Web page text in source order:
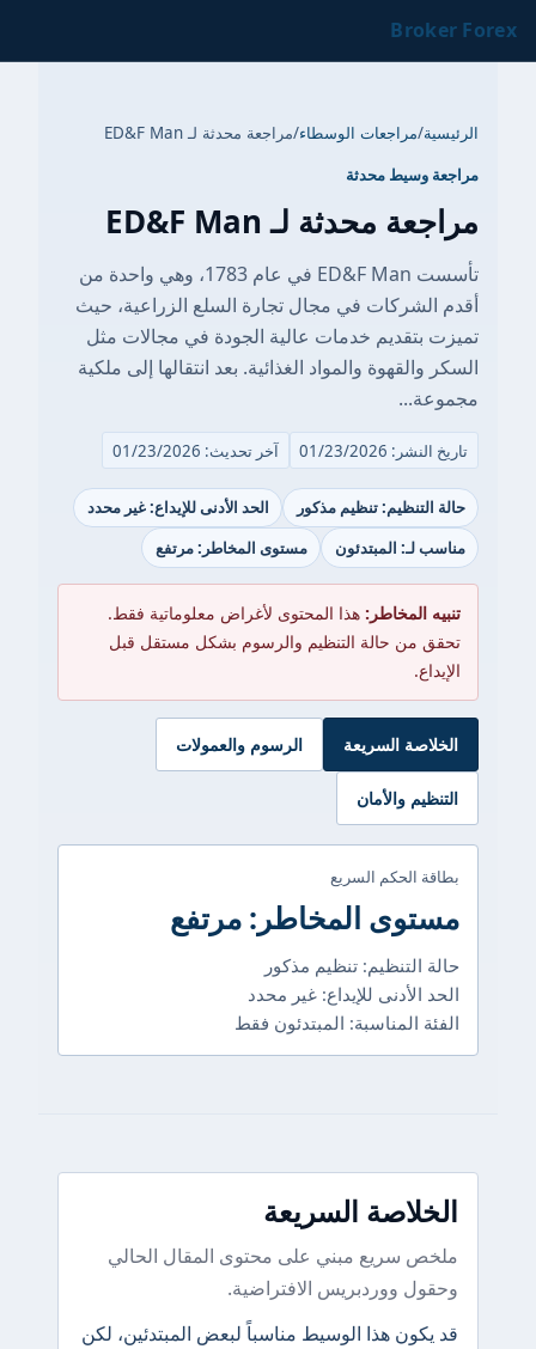
Broker Forex
الرئيسية/مراجعات الوسطاء/مراجعة محدثة لـ ED&F Man
مراجعة وسيط محدثة
مراجعة محدثة لـ ED&F Man
تأسست ED&F Man في عام 1783، وهي واحدة من
أقدم الشركات في مجال تجارة السلع الزراعية، حيث
تميزت بتقديم خدمات عالية الجودة في مجالات مثل
السكر والقهوة والمواد الغذائية. بعد انتقالها إلى ملكية
مجموعة...
تاريخ النشر: 01/23/2026 آخر تحديث: 01/23/2026
حالة التنظيم: تنظيم مذكور
الحد الأدنى للإيداع: غير محدد
مناسب لـ: المبتدئون
مستوى المخاطر: مرتفع
تنبيه المخاطر: هذا المحتوى لأغراض معلوماتية فقط.
تحقق من حالة التنظيم والرسوم بشكل مستقل قبل
الإيداع.
الخلاصة السريعة الرسوم والعمولات
التنظيم والأمان
بطاقة الحكم السريع
مستوى المخاطر: مرتفع
حالة التنظيم: تنظيم مذكور
الحد الأدنى للإيداع: غير محدد
الفئة المناسبة: المبتدئون فقط
الخلاصة السريعة
ملخص سريع مبني على محتوى المقال الحالي
وحقول ووردبريس الافتراضية.
قد يكون هذا الوسيط مناسباً لبعض المبتدئين، لكن